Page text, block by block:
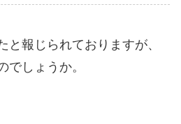
と報じられておりますが、
でしょうか。